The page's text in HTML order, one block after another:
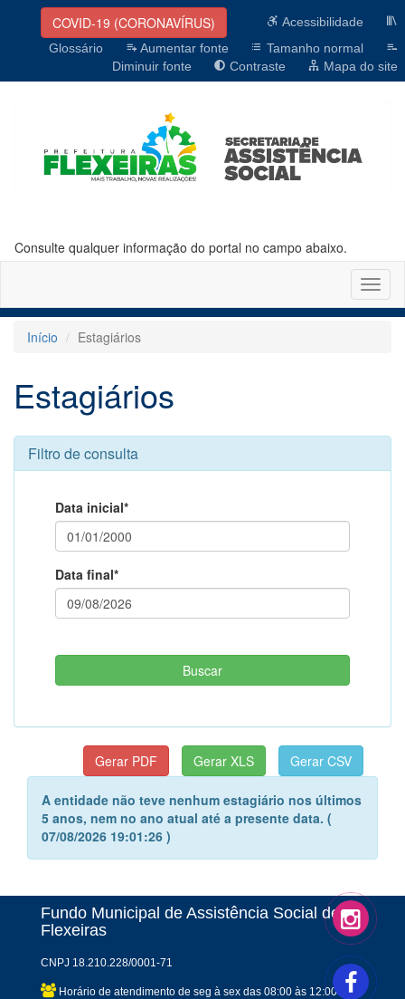
COVID-19 (CORONAVÍRUS)
Acessibilidade
Glossário
Aumentar fonte
Tamanho normal
Diminuir fonte
Contraste Mapa do site
Consulte qualquer informação do portal no campo abaixo.
Início
Estagiários
Estagiários
Filtro de consulta
Data inicial*
Data final*
A entidade não teve nenhum estagiário nos últimos
5 anos, nem no ano atual até a presente data. (
07/08/2026 19:01:26 )
Fundo Municipal de Assistência Social de
Flexeiras
CNPJ 18.210.228/0001-71
Horário de atendimento de seg à sex das 08:00 às 12:00